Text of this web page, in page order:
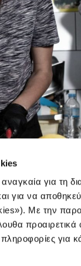
για τη
για να
Με την
προαιρετικά
για